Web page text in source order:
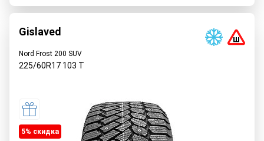
Gislaved
Nord Frost 200 SUV
225/60R17 103 T
5% cкидка